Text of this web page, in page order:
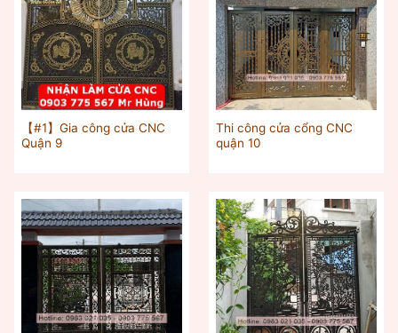
【#1】Gia công cửa CNC
Quận 9
Thi công cửa cổng CNC
quận 10